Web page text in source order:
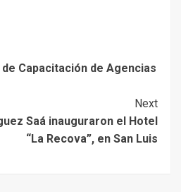
Capacitación de Agencias
Next
Saá inauguraron el Hotel
“La Recova”, en San Luis